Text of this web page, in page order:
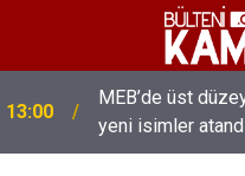
13:00
MEB’de üst
yeni isimler